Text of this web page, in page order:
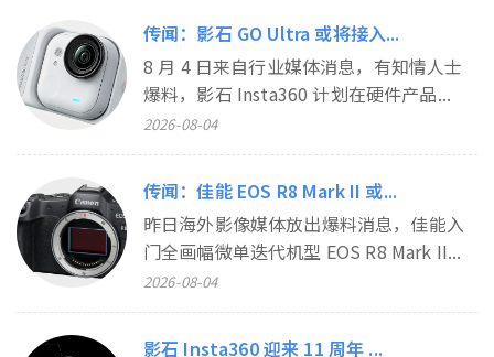
传闻：影石 GO Ultra 或将接入...
8 月 4 日来自行业媒体消息，有知情人士
爆料，影石 Insta360 计划在硬件产品...
2026-08-04
传闻：佳能 EOS R8 Mark II 或...
昨日海外影像媒体放出爆料消息，佳能入
门全画幅微单迭代机型 EOS R8 Mark II...
2026-08-04
影石 Insta360 迎来 11 周年 ...